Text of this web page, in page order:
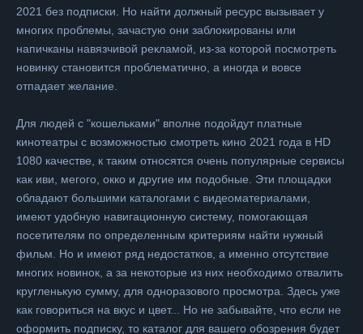
2021 без подписки. Но найти должный ресурс вызывает у
многих проблемы, зачастую они заблокированы или
напичканы навязчивой рекламой, из-за которой посмотреть
новинку становится проблематично, а иногда и вовсе
отпадает желание.
Для людей с "кошельками" вполне подойдут платные
кинотеатры с возможностью смотреть кино 2021 года в HD
1080 качестве, к таким относятся очень популярные сервисы
как иви, мегого, окко и другие им подобные. Эти площадки
обладают большими каталогами с видеоматериалами,
имеют удобную навигационную систему, помогающая
посетителям по определенным критериям найти нужный
фильм. Но и имеют ряд недостатков, а именно отсутствие
многих новинок, а за некоторые из них необходимо отвалить
кругленькую сумму, для одноразового просмотра. Здесь уже
как говориться на вкус и цвет... Но не забывайте, что если не
оформить подписку, то каталог для вашего обозрения будет